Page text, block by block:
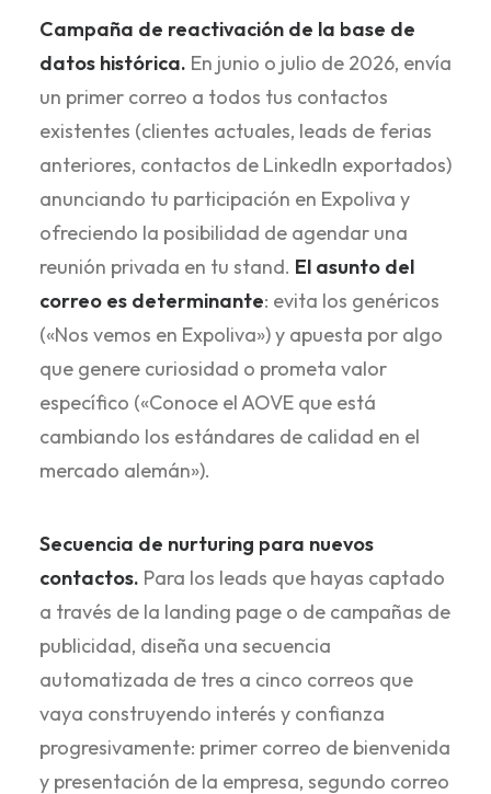
Campaña de reactivación de la base de
datos histórica. En junio o julio de 2026, envía
un primer correo a todos tus contactos
existentes (clientes actuales, leads de ferias
anteriores, contactos de LinkedIn exportados)
anunciando tu participación en Expoliva y
ofreciendo la posibilidad de agendar una
reunión privada en tu stand. El asunto del
correo es determinante: evita los genéricos
(«Nos vemos en Expoliva») y apuesta por algo
que genere curiosidad o prometa valor
específico («Conoce el AOVE que está
cambiando los estándares de calidad en el
mercado alemán»).
Secuencia de nurturing para nuevos
contactos. Para los leads que hayas captado
a través de la landing page o de campañas de
publicidad, diseña una secuencia
automatizada de tres a cinco correos que
vaya construyendo interés y confianza
progresivamente: primer correo de bienvenida
y presentación de la empresa, segundo correo